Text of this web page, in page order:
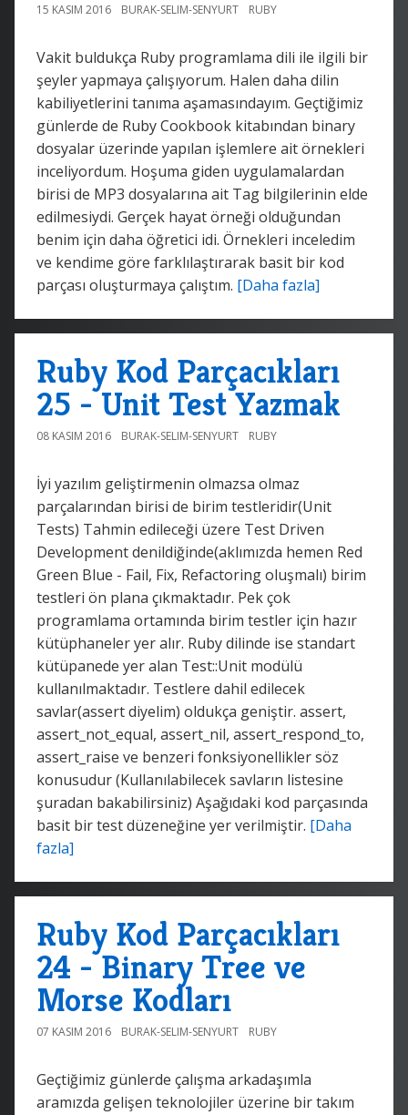
15 KASIM 2016 BURAK-SELIM-SENYURT RUBY
Vakit buldukça Ruby programlama dili ile ilgili bir
şeyler yapmaya çalışıyorum. Halen daha dilin
kabiliyetlerini tanıma aşamasındayım. Geçtiğimiz
günlerde de Ruby Cookbook kitabından binary
dosyalar üzerinde yapılan işlemlere ait örnekleri
inceliyordum. Hoşuma giden uygulamalardan
birisi de MP3 dosyalarına ait Tag bilgilerinin elde
edilmesiydi. Gerçek hayat örneği olduğundan
benim için daha öğretici idi. Örnekleri inceledim
ve kendime göre farklılaştırarak basit bir kod
parçası oluşturmaya çalıştım. [Daha fazla]
Ruby Kod Parçacıkları
25 - Unit Test Yazmak
08 KASIM 2016 BURAK-SELIM-SENYURT RUBY
İyi yazılım geliştirmenin olmazsa olmaz
parçalarından birisi de birim testleridir(Unit
Tests) Tahmin edileceği üzere Test Driven
Development denildiğinde(aklımızda hemen Red
Green Blue - Fail, Fix, Refactoring oluşmalı) birim
testleri ön plana çıkmaktadır. Pek çok
programlama ortamında birim testler için hazır
kütüphaneler yer alır. Ruby dilinde ise standart
kütüpanede yer alan Test::Unit modülü
kullanılmaktadır. Testlere dahil edilecek
savlar(assert diyelim) oldukça geniştir. assert,
assert_not_equal, assert_nil, assert_respond_to,
assert_raise ve benzeri fonksiyonellikler söz
konusudur (Kullanılabilecek savların listesine
şuradan bakabilirsiniz) Aşağıdaki kod parçasında
basit bir test düzeneğine yer verilmiştir. [Daha
fazla]
Ruby Kod Parçacıkları
24 - Binary Tree ve
Morse Kodları
07 KASIM 2016 BURAK-SELIM-SENYURT RUBY
Geçtiğimiz günlerde çalışma arkadaşımla
aramızda gelişen teknolojiler üzerine bir takım